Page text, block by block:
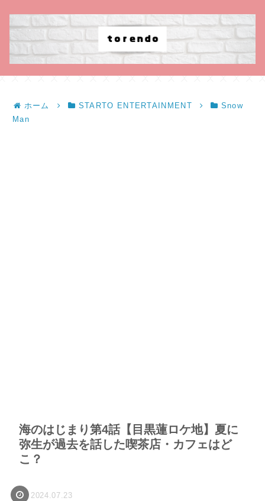
ホーム STARTO ENTERTAINMENT
Snow
Man
海のはじまり第4話【目黒蓮ロケ地】夏に
弥生が過去を話した喫茶店・カフェはど
こ？
2024.07.23